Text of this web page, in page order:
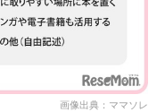
画像出典：ママソレ